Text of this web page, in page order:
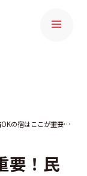
犬猫OKの宿はここが重要！民泊清掃で差が出る「毛・臭い・汚れ」対策
要！民